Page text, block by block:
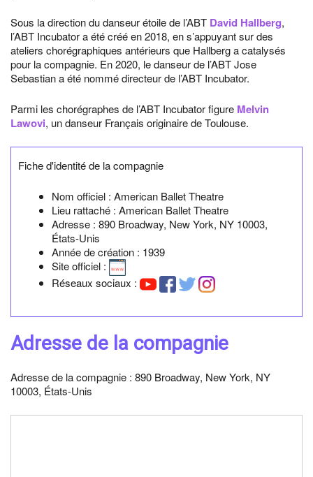
Sous la direction du danseur étoile de l’ABT David Hallberg,
l’ABT Incubator a été créé en 2018, en s’appuyant sur des
ateliers chorégraphiques antérieurs que Hallberg a catalysés
pour la compagnie. En 2020, le danseur de l’ABT Jose
Sebastian a été nommé directeur de l’ABT Incubator.
Parmi les chorégraphes de l’ABT Incubator figure Melvin
Lawovi, un danseur Français originaire de Toulouse.
Fiche d'identité de la compagnie
Nom officiel : American Ballet Theatre
Lieu rattaché : American Ballet Theatre
Adresse : 890 Broadway, New York, NY 10003,
États-Unis
Année de création : 1939
Site officiel :
Réseaux sociaux :
Adresse de la compagnie
Adresse de la compagnie : 890 Broadway, New York, NY
10003, États-Unis